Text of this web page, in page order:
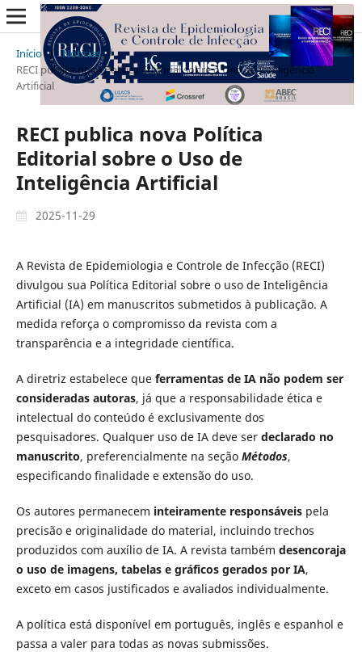
Início / Notícias
/
RECI publica nova Política Editorial sobre o Uso de Inteligência
Artificial
RECI publica nova Política
Editorial sobre o Uso de
Inteligência Artificial
2025-11-29
A Revista de Epidemiologia e Controle de Infecção (RECI)
divulgou sua Política Editorial sobre o uso de Inteligência
Artificial (IA) em manuscritos submetidos à publicação. A
medida reforça o compromisso da revista com a
transparência e a integridade científica.
A diretriz estabelece que ferramentas de IA não podem ser
consideradas autoras, já que a responsabilidade ética e
intelectual do conteúdo é exclusivamente dos
pesquisadores. Qualquer uso de IA deve ser declarado no
manuscrito, preferencialmente na seção Métodos,
especificando finalidade e extensão do uso.
Os autores permanecem inteiramente responsáveispela
precisão e originalidade do material, incluindo trechos
produzidos com auxílio de IA. A revista também desencoraja
o uso de imagens, tabelas e gráficos gerados por IA,
exceto em casos justificados e avaliados individualmente.
A política está disponível em português, inglês e espanhol e
passa a valer para todas as novas submissões.